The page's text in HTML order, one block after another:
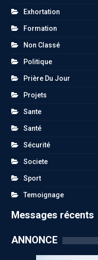
Exhortation
Formation
Non Classé
Politique
Prière Du Jour
Projets
Sante
Santé
Sécurité
Societe
Sport
Temoignage
Messages récents
ANNONCE